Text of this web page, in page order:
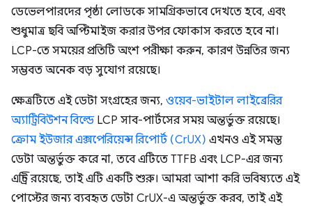
ডেভেলপারদের পৃষ্ঠা লোডকে সামগ্রিকভাবে দেখতে হবে, এবং
শুধুমাত্র ছবি অপ্টিমাইজ করার উপর ফোকাস করতে হবে না।
LCP-তে সময়ের প্রতিটি অংশ পরীক্ষা করুন, কারণ উন্নতির জন্য
সম্ভবত অনেক বড় সুযোগ রয়েছে।
ক্ষেত্রটিতে এই ডেটা সংগ্রহের জন্য, ওয়েব-ভাইটাল লাইব্রেরির
অ্যাট্রিবিউশন বিল্ডেLCP সাব-পার্টসের সময় অন্তর্ভুক্ত রয়েছে।
ক্রোম ইউজার এক্সপেরিয়েন্স রিপোর্ট (CrUX) এখনও এই সমস্ত
ডেটা অন্তর্ভুক্ত করে না, তবে এটিতে TTFB এবং LCP-এর জন্য
এন্ট্রি রয়েছে, তাই এটি একটি শুরু। আমরা আশা করি ভবিষ্যতে এই
পোস্টের জন্য ব্যবহৃত ডেটা CrUX-এ অন্তর্ভুক্ত করব, তাই এই